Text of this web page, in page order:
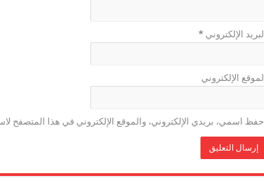
البريد الإلكتروني *
الموقع الإلكتروني
احفظ اسمي، بريدي الإلكتروني، والموقع الإلكتروني في هذا المتصفح